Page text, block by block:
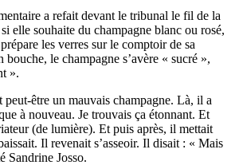
a refait devant le tribunal le fil de la
elle souhaite du champagne blanc ou rosé,
les verres sur le comptoir de sa
bouche, le champagne s’avère « sucré »,
».
peut-être un mauvais champagne. Là, il a
à nouveau. Je trouvais ça étonnant. Et
(de lumière). Et puis après, il mettait
Il revenait s’asseoir. Il disait : « Mais
Sandrine Josso.